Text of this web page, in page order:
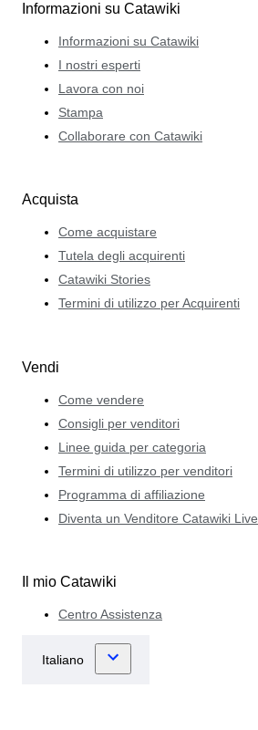
Informazioni su Catawiki
Informazioni su Catawiki
I nostri esperti
Lavora con noi
Stampa
Collaborare con Catawiki
Acquista
Come acquistare
Tutela degli acquirenti
Catawiki Stories
Termini di utilizzo per Acquirenti
Vendi
Come vendere
Consigli per venditori
Linee guida per categoria
Termini di utilizzo per venditori
Programma di affiliazione
Diventa un Venditore Catawiki Live
Il mio Catawiki
Centro Assistenza